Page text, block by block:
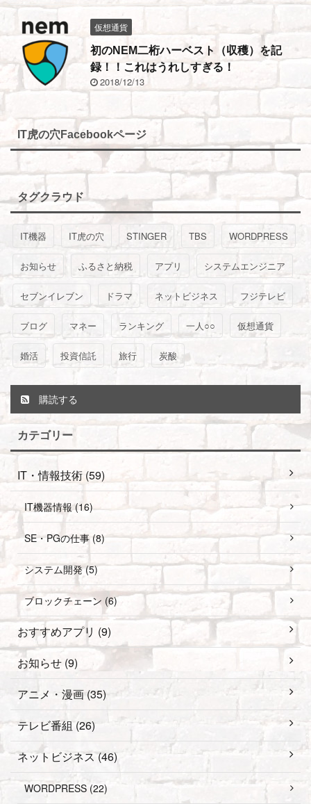
仮想通貨
初のNEM二桁ハーベスト（収穫）を記
録！！これはうれしすぎる！
2018/12/13
IT虎の穴Facebookページ
タグクラウド
IT機器 IT虎の穴 STINGER TBS WORDPRESS
お知らせ ふるさと納税 アプリ システムエンジニア
セブンイレブン ドラマ ネットビジネス フジテレビ
ブログ マネー ランキング 一人○○ 仮想通貨
婚活 投資信託 旅行 炭酸
購読する
カテゴリー
IT・情報技術 (59)
IT機器情報 (16)
SE・PGの仕事 (8)
システム開発 (5)
ブロックチェーン (6)
おすすめアプリ (9)
お知らせ (9)
アニメ・漫画 (35)
テレビ番組 (26)
ネットビジネス (46)
WORDPRESS (22)